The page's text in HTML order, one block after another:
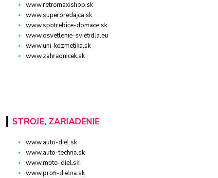
www.retromaxishop.sk
www.superpredajca.sk
www.spotrebice-domace.sk
www.osvetlenie-svietidla.eu
www.uni-kozmetika.sk
www.zahradnicek.sk
STROJE, ZARIADENIE
www.auto-diel.sk
www.auto-techna.sk
www.moto-diel.sk
www.profi-dielna.sk